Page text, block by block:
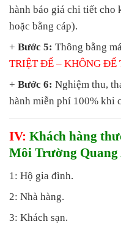
hành báo giá chi tiết cho
hoặc bằng cáp).
+ Bước 5: Thông bằng
TRIỆT ĐỂ – KHÔNG ĐỂ
+ Bước 6: Nghiệm thu,
hành miễn phí 100% khi
IV: Khách hàng
Môi Trường
1: Hộ gia đình.
2: Nhà hàng.
3: Khách sạn.